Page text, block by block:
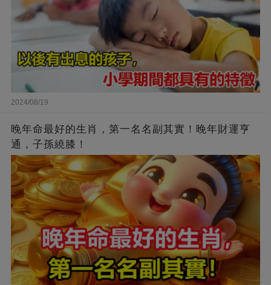
2024/08/19
晚年命最好的生肖，第一名名副其實！晚年財運亨
通，子孫繞膝！